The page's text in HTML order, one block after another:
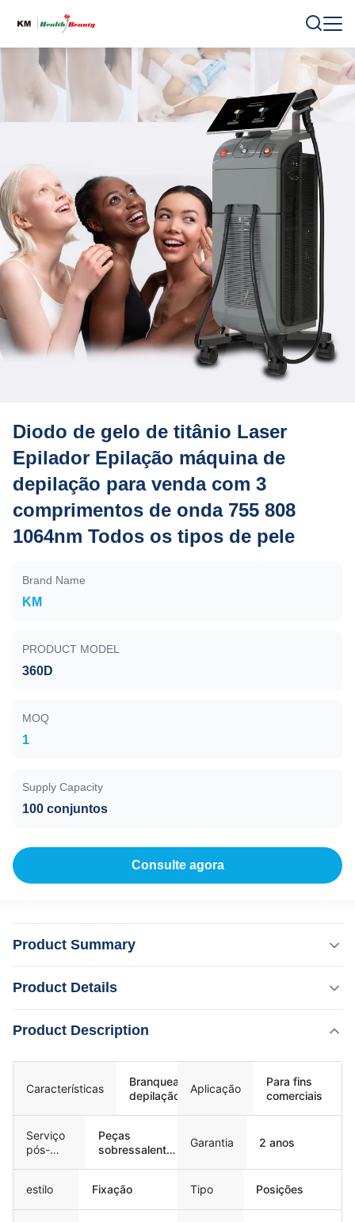
Diodo de gelo de titânio Laser
Epilador Epilação máquina de
depilação para venda com 3
comprimentos de onda 755 808
1064nm Todos os tipos de pele
Brand Name
KM
PRODUCT MODEL
360D
MOQ
1
Supply Capacity
100 conjuntos
Consulte agora
Product Summary
por vídeo, Outros Garantia 2 anos estilo Fixação Tipo
Posições local de origem Shandong, China Marca luz da
lua Número do modelo MNLT-D1 Q...
Product Details
Destacar: Epilador a laser de diodo de gelo de titânio
comprimentos de onda
,Máquina de epilação a laser para todos os tipos de pele
Cerca de 65 quilos.
Product Description
Características
Branqueamento,
depilação
Aplicação
Para fins
comerciais
Serviço
pós-
Peças
sobressalentes
Apoio técnico
por vídeo,
Garantia 2 anos
estilo Fixação Tipo Posições